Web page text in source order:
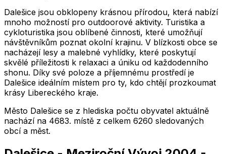
Dalešice jsou obklopeny krásnou přírodou, která nabízí
mnoho možností pro outdoorové aktivity. Turistika a
cykloturistika jsou oblíbené činnosti, které umožňují
návštěvníkům poznat okolní krajinu. V blízkosti obce se
nacházejí lesy a malebné vyhlídky, které poskytují
skvělé příležitosti k relaxaci a úniku od každodenního
shonu. Díky své poloze a příjemnému prostředí je
Dalešice ideálním místem pro ty, kdo chtějí prozkoumat
krásy Libereckého kraje.
Město Dalešice se z hlediska počtu obyvatel aktuálně
nachází na 4683. místě z celkem 6260 sledovaných
obcí a měst.